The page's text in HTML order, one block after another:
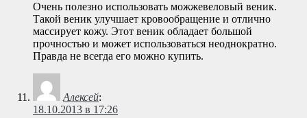
Очень полезно использовать можжевеловый веник.
Такой веник улучшает кровообращение и отлично
массирует кожу. Этот веник обладает большой
прочностью и может использоваться неоднократно.
Правда не всегда его можно купить.
Алексей:
18.10.2013 в 17:26